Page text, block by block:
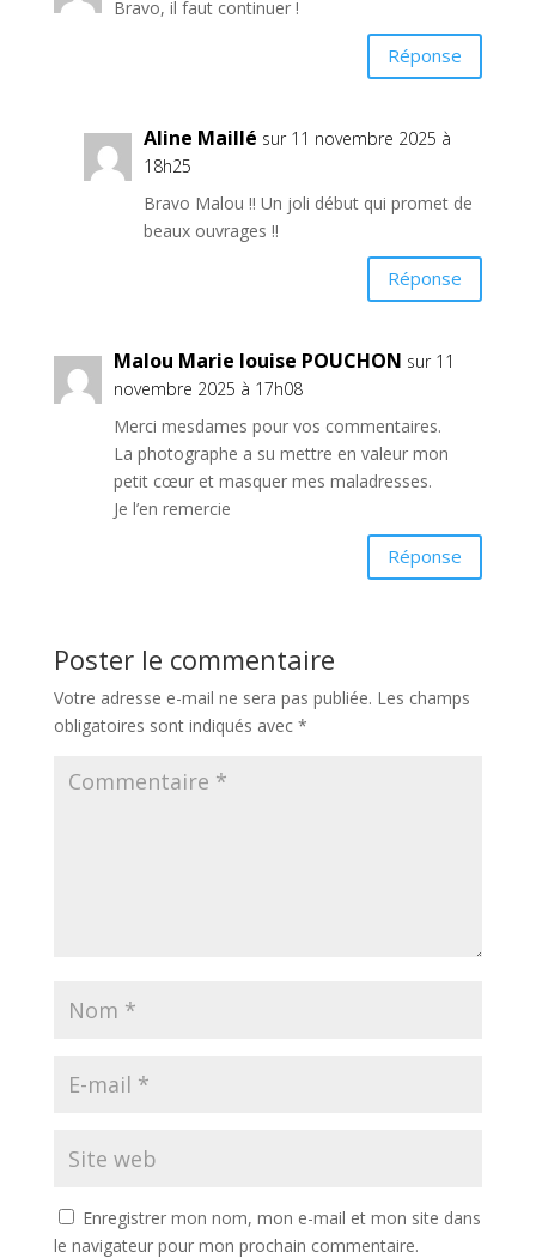
Bravo, il faut continuer !
Réponse
Aline Maillé sur 11 novembre 2025 à
18h25
Bravo Malou !! Un joli début qui promet de
beaux ouvrages !!
Réponse
Malou Marie louise POUCHON sur 11
novembre 2025 à 17h08
Merci mesdames pour vos commentaires.
La photographe a su mettre en valeur mon
petit cœur et masquer mes maladresses.
Je l’en remercie
Réponse
Poster le commentaire
Votre adresse e-mail ne sera pas publiée. Les champs
obligatoires sont indiqués avec *
Enregistrer mon nom, mon e-mail et mon site dans
le navigateur pour mon prochain commentaire.